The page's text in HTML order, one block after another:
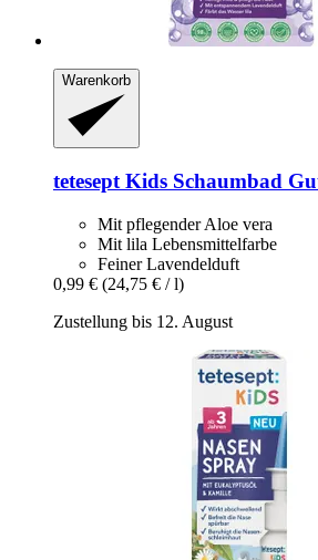
Warenkorb
tetesept Kids Schaumbad
Mit pflegender Aloe vera
Mit lila Lebensmittelfarbe
Feiner Lavendelduft
0,99 € (24,75 € / l)
Zustellung bis 12. August